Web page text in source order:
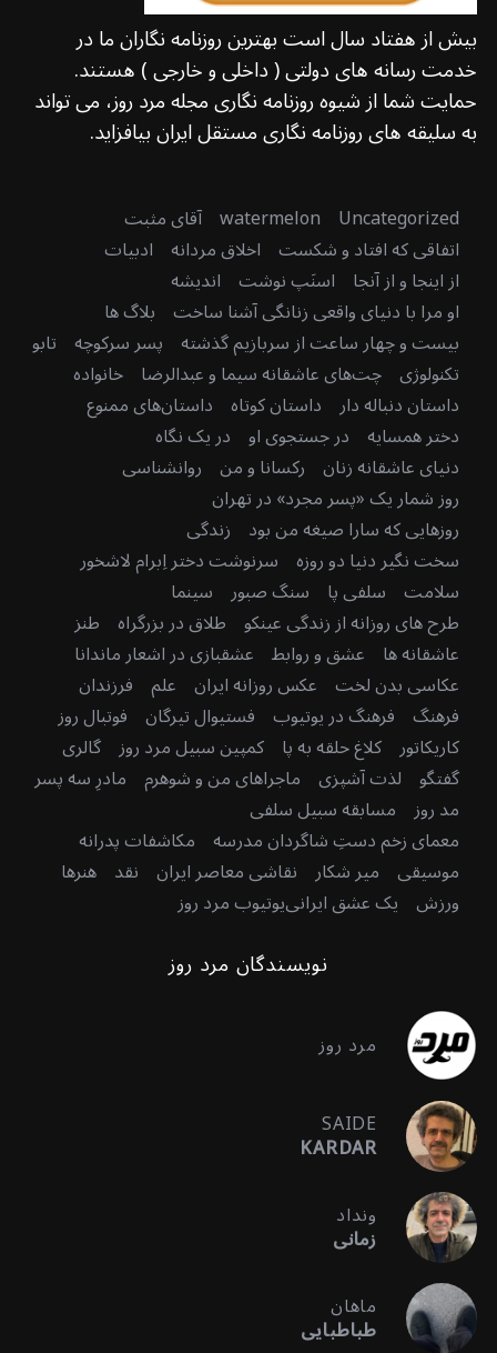
بیش از هفتاد سال است بهترین روزنامه نگاران ما در
خدمت رسانه های دولتی ( داخلی و خارجی ) هستند.
حمایت شما از شیوه روزنامه نگاری مجله مرد روز، می تواند
به سلیقه های روزنامه نگاری مستقل ایران بیافزاید.
Uncategorized
watermelon آقای مثبت
اتفاقی که افتاد و شکست اخلاق مردانه ادبیات
از اینجا و از آنجا اسنَپ نوشت اندیشه
او مرا با دنیای واقعی زنانگی آشنا ساخت بلاگ ها
بیست و چهار ساعت از سربازیم گذشته پسر سرکوچه تابو
تکنولوژی چت‌های عاشقانه سیما و عبدالرضا خانواده
داستان دنباله دار داستان کوتاه داستان‌های ممنوع
دختر همسایه در جستجوی او در یک نگاه
دنیای عاشقانه زنان رکسانا و من روانشناسی
روز شمار یک «پسر مجرد» در تهران
روزهایی که سارا صیغه من بود زندگی
سخت نگیر دنیا دو روزه سرنوشت دختر اِبرام لاشخور
سلامت سلفی پا سنگ صبور سینما
طرح های روزانه از زندگی عینکو طلاق در بزرگراه طنز
عاشقانه ها عشق و روابط عشقبازی در اشعار ماندانا
عکاسی بدن لخت عکس روزانه ایران علم فرزندان
فرهنگ فرهنگ در یوتیوب فستیوال تیرگان فوتبال روز
کاریکاتور کلاغ حلقه به پا کمپین سبیل مرد روز گالری
گفتگو لذت آشپزی ماجراهای من و شوهرم مادرِ سه پسر
مد روز مسابقه سبیل سلفی
معمای زخم دستِ شاگردان مدرسه مکاشفات پدرانه
موسیقی میر شکار نقاشی معاصر ایران نقد هنرها
ورزش یک عشق ایرانییوتیوب مرد روز
نویسندگان مرد روز
مرد روز
SAIDE
KARDAR
ونداد
زمانی
ماهان
طباطبایی